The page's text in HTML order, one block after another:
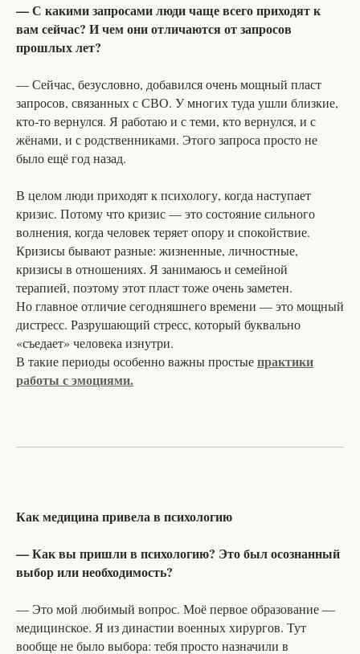
— С какими запросами люди чаще всего приходят к
вам сейчас? И чем они отличаются от запросов
прошлых лет?
— Сейчас, безусловно, добавился очень мощный пласт
запросов, связанных с СВО. У многих туда ушли близкие,
кто-то вернулся. Я работаю и с теми, кто вернулся, и с
жёнами, и с родственниками. Этого запроса просто не
было ещё год назад.
В целом люди приходят к психологу, когда наступает
кризис. Потому что кризис — это состояние сильного
волнения, когда человек теряет опору и спокойствие.
Кризисы бывают разные: жизненные, личностные,
кризисы в отношениях. Я занимаюсь и семейной
терапией, поэтому этот пласт тоже очень заметен.
Но главное отличие сегодняшнего времени — это мощный
дистресс. Разрушающий стресс, который буквально
«съедает» человека изнутри.
В такие периоды особенно важны простыепрактики
работы с эмоциями.
Как медицина привела в психологию
— Как вы пришли в психологию? Это был осознанный
выбор или необходимость?
— Это мой любимый вопрос. Моё первое образование —
медицинское. Я из династии военных хирургов. Тут
вообще не было выбора: тебя просто назначили в